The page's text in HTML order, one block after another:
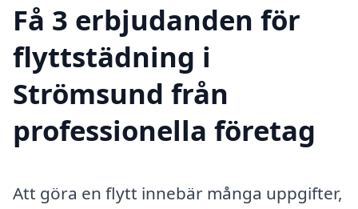
Få 3 erbjudanden för
flyttstädning i
Strömsund från
professionella företag
Att göra en flytt innebär många uppgifter,